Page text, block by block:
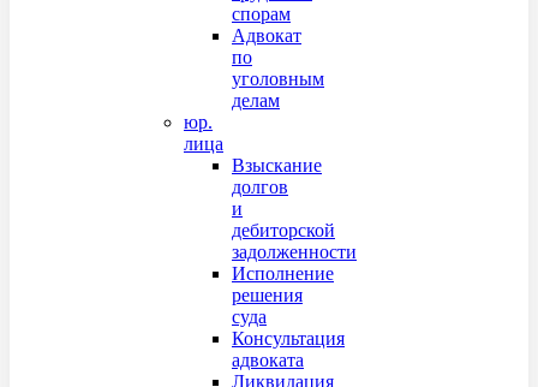
спорам
Адвокат
по
уголовным
делам
юр.
лица
Взыскание
долгов
и
дебиторской
задолженности
Исполнение
решения
суда
Консультация
адвоката
Ликвидация